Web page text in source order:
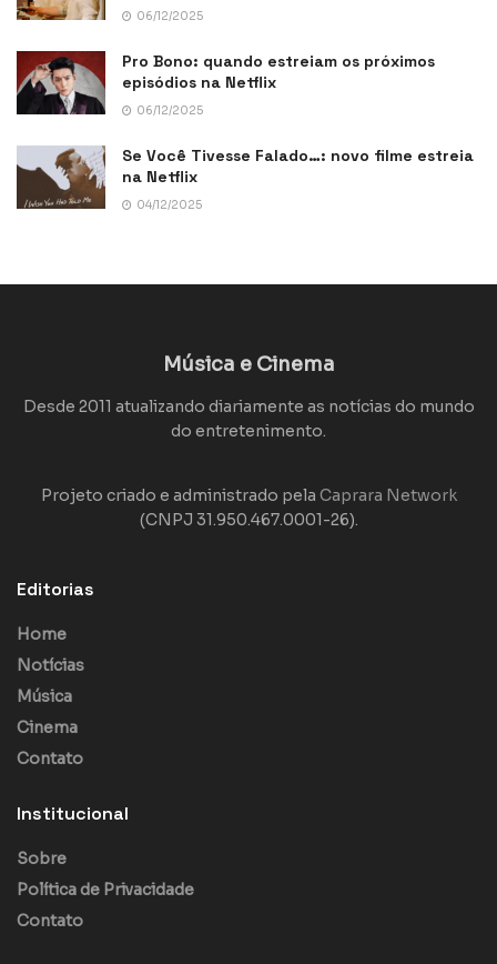
06/12/2025
Pro Bono: quando estreiam os próximos
episódios na Netflix
06/12/2025
Se Você Tivesse Falado…: novo filme estreia
na Netflix
04/12/2025
Música e Cinema
Desde 2011 atualizando diariamente as notícias do mundo
do entretenimento.
Projeto criado e administrado pela Caprara Network
(CNPJ 31.950.467.0001-26).
Editorias
Home
Notícias
Música
Cinema
Contato
Institucional
Sobre
Política de Privacidade
Contato